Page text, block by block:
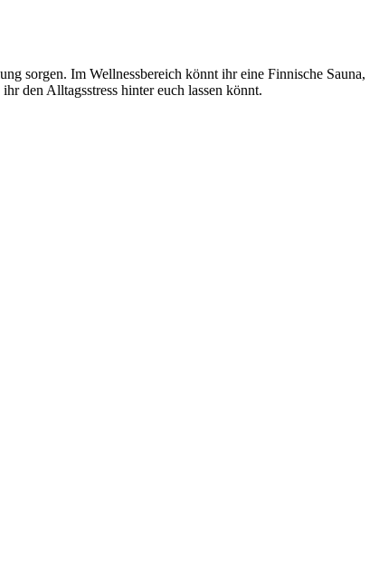
sorgen. Im Wellnessbereich könnt ihr eine Finnische Sauna,
den Alltagsstress hinter euch lassen könnt.